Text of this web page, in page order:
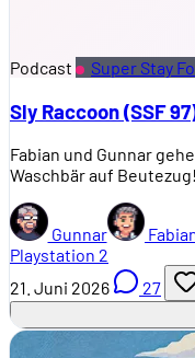
Podcast Super Stay
Sly Raccoon (SSF
Fabian und Gunnar
Waschbär auf Beutezug!
Gunnar
Playstation 2
21. Juni 2026
27